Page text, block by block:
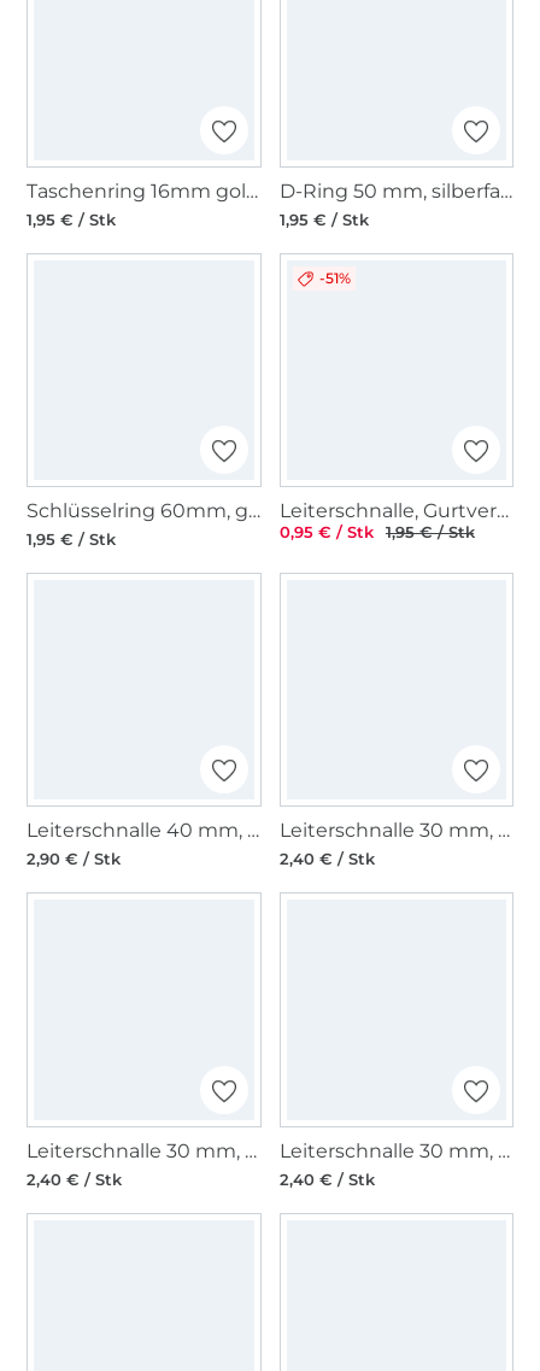
Taschenring 16mm goldfarbig
1,95 € / Stk
D-Ring 50 mm, silberfarben
1,95 € / Stk
Schlüsselring 60mm, goldfarben
1,95 € / Stk
-51%
Leiterschnalle, Gurtversteller Metall 25 mm, altgold
0,95 € / Stk 1,95 € / Stk
Leiterschnalle 40 mm, gunmetal
2,90 € / Stk
Leiterschnalle 30 mm, altgold
2,40 € / Stk
Leiterschnalle 30 mm, gold
2,40 € / Stk
Leiterschnalle 30 mm, gunmetal
2,40 € / Stk